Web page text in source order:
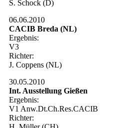
S. Schock (D)
06.06.2010
CACIB Breda (NL)
Ergebnis:
V3
Richter:
J. Coppens (NL)
30.05.2010
Int. Ausstellung Gießen
Ergebnis:
V1 Anw.Dt.Ch.Res.CACIB
Richter: